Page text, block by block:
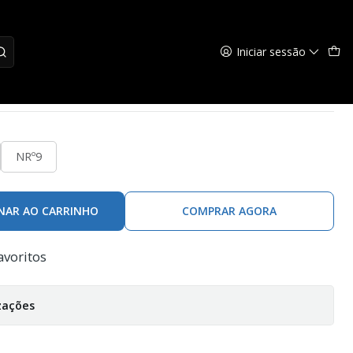
Iniciar sessão
NRº9
AO CARRINHO COMPRAR AGORA